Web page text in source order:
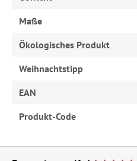
Maße
Ökologisches Produkt
Weihnachtstipp
EAN
Produkt-Code